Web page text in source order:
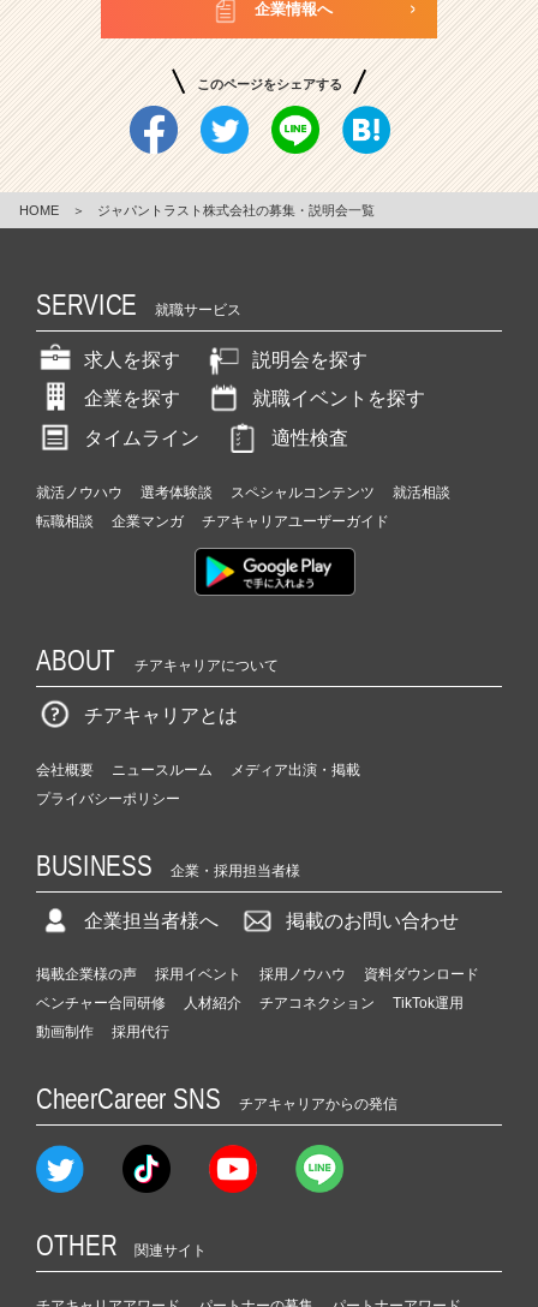
企業情報へ
このページをシェアする
HOME ＞ ジャパントラスト株式会社の募集・説明会一覧
SERVICE 就職サービス
求人を探す
説明会を探す
企業を探す
就職イベントを探す
タイムライン
適性検査
就活ノウハウ 選考体験談 スペシャルコンテンツ
就活相談
転職相談
企業マンガ チアキャリアユーザーガイド
ABOUT チアキャリアについて
チアキャリアとは
会社概要 ニュースルーム
メディア出演・掲載
プライバシーポリシー
BUSINESS 企業・採用担当者様
企業担当者様へ 掲載のお問い合わせ
掲載企業様の声 採用イベント 採用ノウハウ
資料ダウンロード
ベンチャー合同研修
人材紹介 チアコネクション
TikTok運用
動画制作
採用代行
CheerCareer SNS チアキャリアからの発信
OTHER 関連サイト